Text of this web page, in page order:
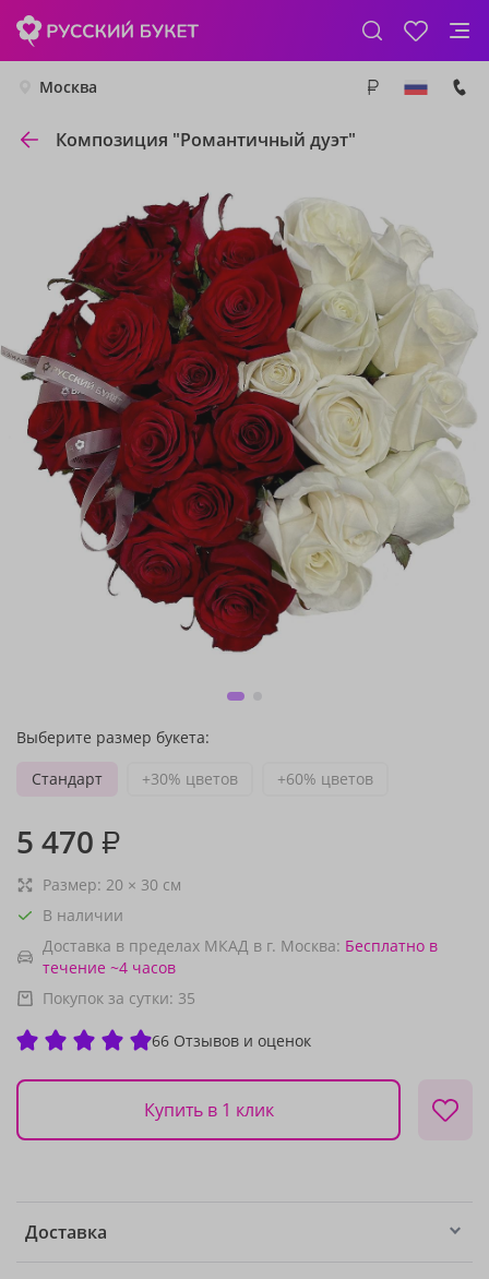
Москва
Композиция "Романтичный дуэт"
Выберите размер букета:
Стандарт
+30% цветов +60% цветов
5 470 ₽
Размер: 20 × 30 см
В наличии
Доставка в пределах МКАД в г. Москва: Бесплатно в
течение ~4 часов
Покупок за сутки: 35
66 Отзывов и оценок
Купить в 1 клик
Доставка